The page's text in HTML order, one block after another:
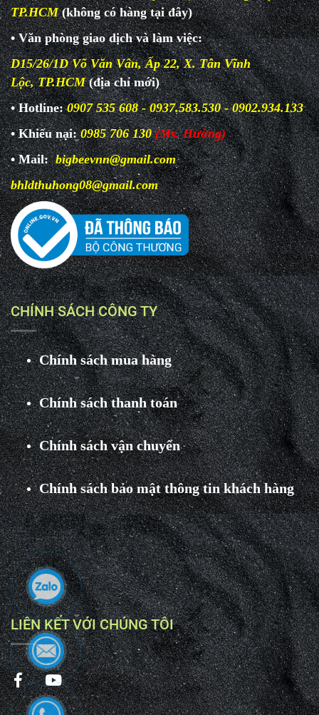
TP.HCM (không có hàng tại đây)
• Văn phòng giao dịch và làmviệc:
D15/26/1D Võ Văn Vân, Ấp 22, X. Tân Vĩnh
Lộc, TP.HCM(địa chỉ mới)
• Hotline:0907 535 608 - 0937.583.530 - 0902.934.133
• Khiếu nại: 0985 706 130 (Ms. Hường)
• Mail:bigbeevnn@gmail.com
bhldthuhong08@gmail.com
CHÍNH SÁCH CÔNG TY
Chính sách mua hàng
Chính sách thanh toán
Chính sách vận chuyển
Chính sách bảo mật thông tin khách hàng
LIÊN KẾT VỚI CHÚNG TÔI